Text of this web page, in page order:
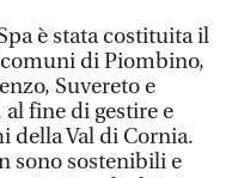
è stata costituita il
di Piombino,
Suvereto e
al fine di gestire e
della Val di Cornia.
sono sostenibili e